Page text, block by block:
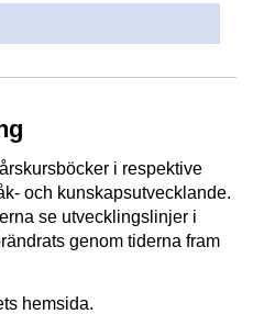
i respektive
och kunskapsutvecklande.
se utvecklingslinjer i
genom tiderna fram
hemsida.